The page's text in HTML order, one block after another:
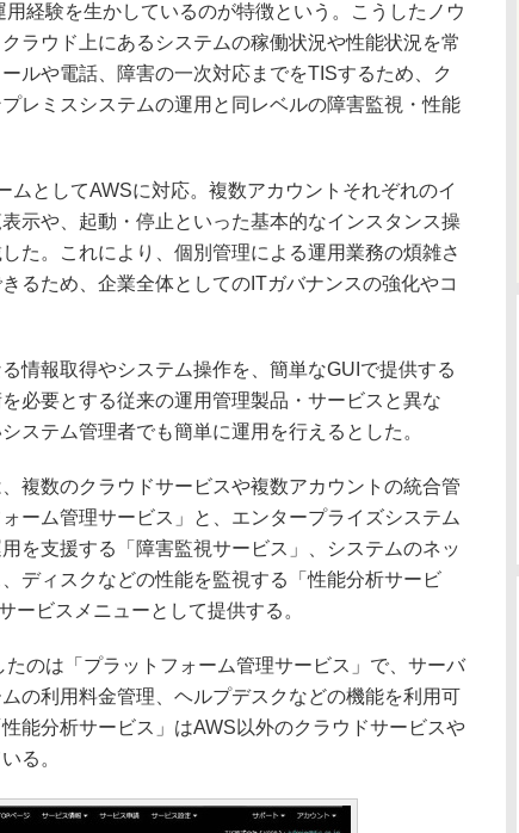
経験を生かしているのが特徴という。こうしたノウ
ラウド上にあるシステムの稼働状況や性能状況を常
ルや電話、障害の一次対応までをTISするため、ク
レミスシステムの運用と同レベルの障害監視・性能
としてAWSに対応。複数アカウントそれぞれのイ
示や、起動・停止といった基本的なインスタンス操
た。これにより、個別管理による運用業務の煩雑さ
るため、企業全体としてのITガバナンスの強化やコ
情報取得やシステム操作を、簡単なGUIで提供する
必要とする従来の運用管理製品・サービスと異な
ステム管理者でも簡単に運用を行えるとした。
複数のクラウドサービスや複数アカウントの統合管
ーム管理サービス」と、エンタープライズシステム
を支援する「障害監視サービス」、システムのネッ
ディスクなどの性能を監視する「性能分析サービ
ービスメニューとして提供する。
のは「プラットフォーム管理サービス」で、サーバ
の利用料金管理、ヘルプデスクなどの機能を利用可
能分析サービス」はAWS以外のクラウドサービスや
る。